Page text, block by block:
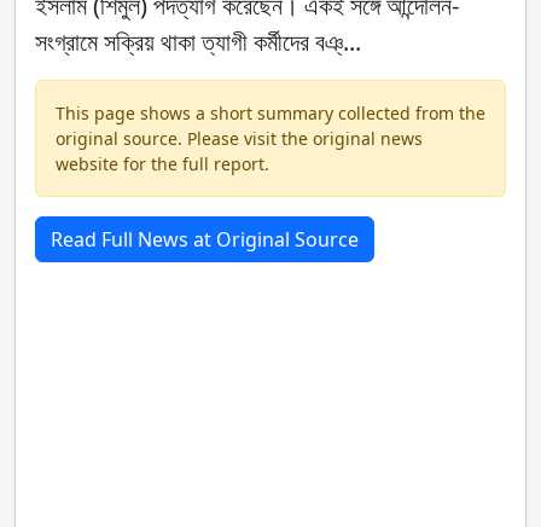
সংগ্রামে সক্রিয় থাকা ত্যাগী কর্মীদের বঞ্...
This page shows a short summary collected from the
original source. Please visit the original news
website for the full report.
Read Full News at Original Source